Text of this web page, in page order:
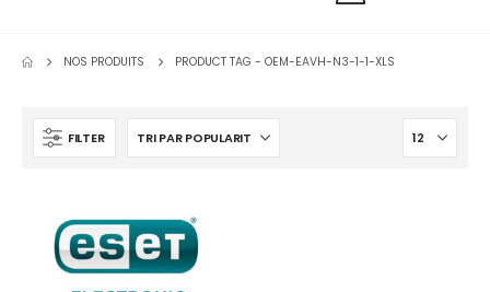
NOS PRODUITS PRODUCT TAG -OEM-EAVH-N3-1-1-XLS
FILTER